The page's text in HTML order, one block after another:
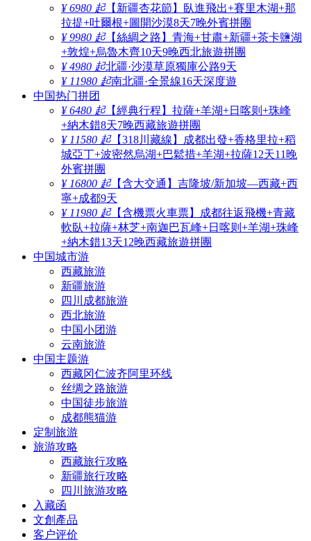
¥ 6980 起【新疆杏花節】臥進飛出+賽里木湖+那
拉提+吐爾根+圖開沙漠8天7晚外賓拼團
¥ 9980 起【絲綢之路】青海+甘肅+新疆+茶卡鹽湖
+敦煌+烏魯木齊10天9晚西北旅遊拼團
¥ 4980 起北疆·沙漠草原獨庫公路9天
¥ 11980 起南北疆·全景線16天深度遊
中国热门拼团
¥ 6480 起【經典行程】拉薩+羊湖+日喀则+珠峰
+納木錯8天7晚西藏旅遊拼團
¥ 11580 起【318川藏線】成都出發+香格里拉+稻
城亞丁+波密然烏湖+巴鬆措+羊湖+拉薩12天11晚
外賓拼團
¥ 16800 起【含大交通】吉隆坡/新加坡—西藏+西
寧+成都9天
¥ 11980 起【含機票火車票】成都往返飛機+青藏
軟臥+拉薩+林芝+南迦巴瓦峰+日喀则+羊湖+珠峰
+納木錯13天12晚西藏旅遊拼團
中国城市游
西藏旅游
新疆旅游
四川成都旅游
西北旅游
中国小团游
云南旅游
中国主题游
西藏冈仁波齐阿里环线
丝绸之路旅游
中国徒步旅游
成都熊猫游
定制旅游
旅游攻略
西藏旅行攻略
新疆旅行攻略
四川旅游攻略
入藏函
文創產品
客户评价